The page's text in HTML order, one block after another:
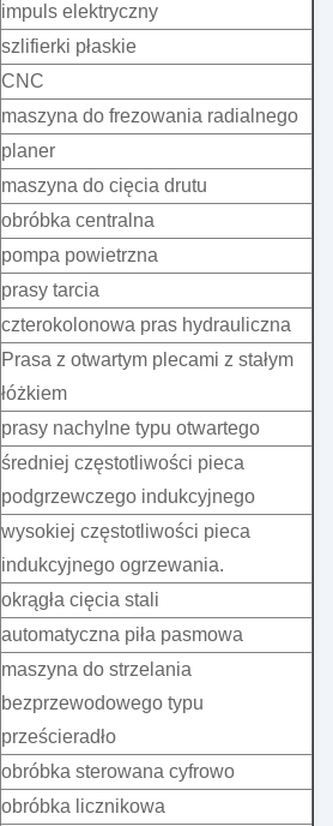
impuls elektryczny
szlifierki płaskie
CNC
maszyna do frezowania radialnego
planer
maszyna do cięcia drutu
obróbka centralna
pompa powietrzna
prasy tarcia
czterokolonowa pras hydrauliczna
Prasa z otwartym plecami z stałym
łóżkiem
prasy nachylne typu otwartego
średniej częstotliwości pieca
podgrzewczego indukcyjnego
wysokiej częstotliwości pieca
indukcyjnego ogrzewania.
okrągła cięcia stali
automatyczna piła pasmowa
maszyna do strzelania
bezprzewodowego typu
prześcieradło
obróbka sterowana cyfrowo
obróbka licznikowa